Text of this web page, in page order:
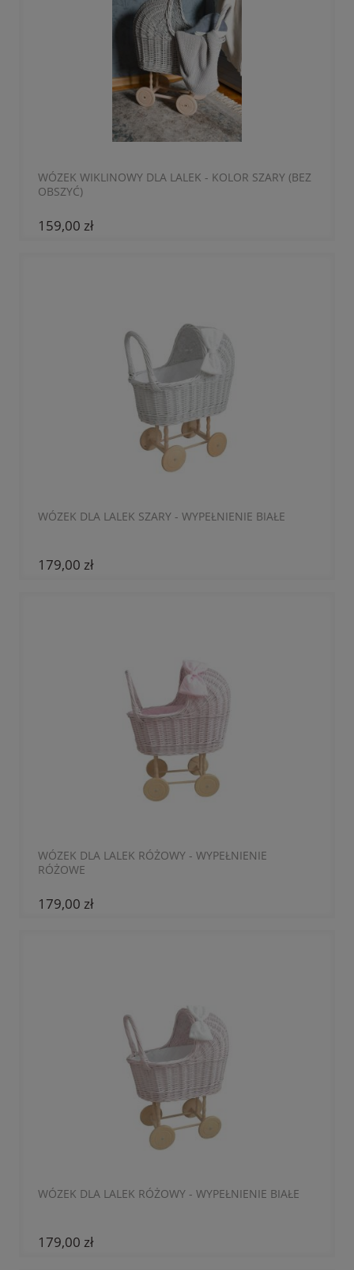
WÓZEK WIKLINOWY DLA LALEK - KOLOR SZARY (BEZ
OBSZYĆ)
159,00 zł
WÓZEK DLA LALEK SZARY - WYPEŁNIENIE BIAŁE
179,00 zł
WÓZEK DLA LALEK RÓŻOWY - WYPEŁNIENIE
RÓŻOWE
179,00 zł
WÓZEK DLA LALEK RÓŻOWY - WYPEŁNIENIE BIAŁE
179,00 zł